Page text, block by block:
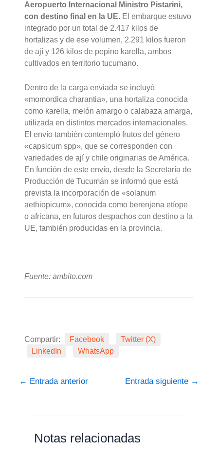
Aeropuerto Internacional Ministro Pistarini,
con destino final en la UE. El embarque estuvo
integrado por un total de 2.417 kilos de
hortalizas y de ese volumen, 2.291 kilos fueron
de ají y 126 kilos de pepino karella, ambos
cultivados en territorio tucumano.
Dentro de la carga enviada se incluyó
«momordica charantia», una hortaliza conocida
como karella, melón amargo o calabaza amarga,
utilizada en distintos mercados internacionales.
El envío también contempló frutos del género
«capsicum spp», que se corresponden con
variedades de ají y chile originarias de América.
En función de este envío, desde la Secretaría de
Producción de Tucumán se informó que está
prevista la incorporación de «solanum
aethiopicum», conocida como berenjena etíope
o africana, en futuros despachos con destino a la
UE, también producidas en la provincia.
Fuente: ambito.com
Compartir: Facebook
Twitter (X)
LinkedIn
WhatsApp
← Entrada anterior Entrada siguiente →
Notas relacionadas